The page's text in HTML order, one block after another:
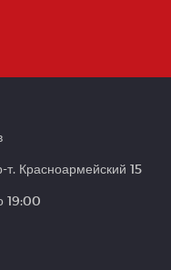
Красноармейский 15
19:00